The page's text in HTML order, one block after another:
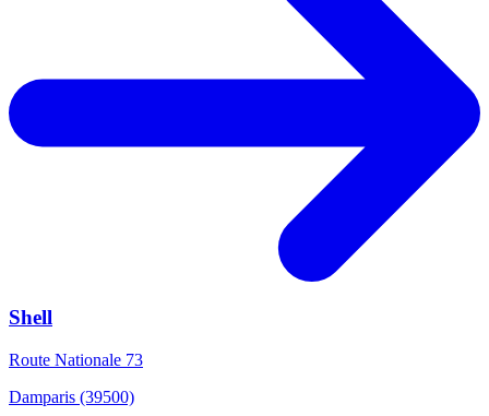
Shell
Route Nationale 73
Damparis (39500)